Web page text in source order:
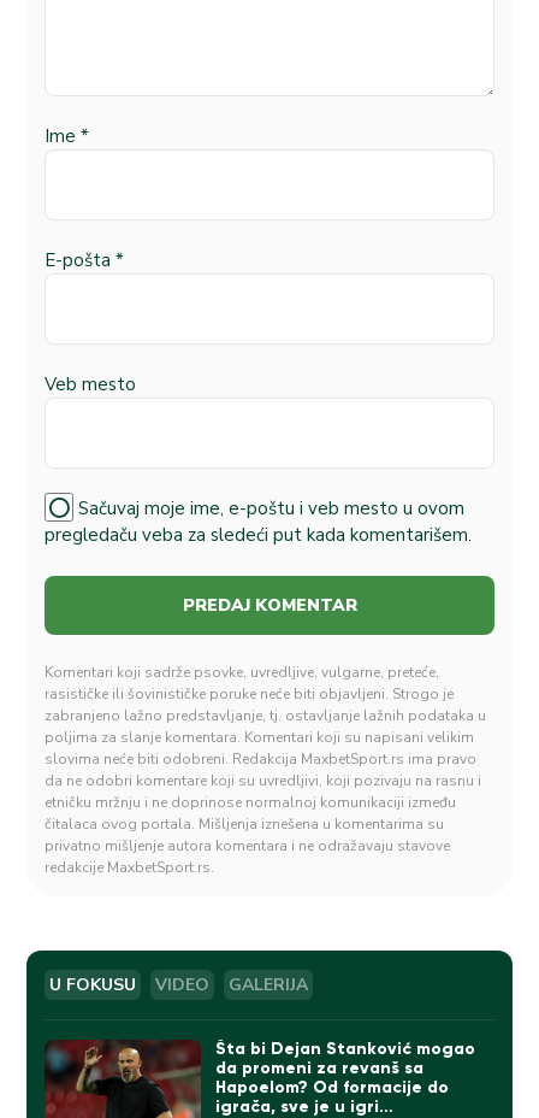
Ime *
E-pošta *
Veb mesto
Sačuvaj moje ime, e-poštu i veb mesto u ovom
pregledaču veba za sledeći put kada komentarišem.
Komentari koji sadrže psovke, uvredljive, vulgarne, preteće,
rasističke ili šovinističke poruke neće biti objavljeni. Strogo je
zabranjeno lažno predstavljanje, tj. ostavljanje lažnih podataka u
poljima za slanje komentara. Komentari koji su napisani velikim
slovima neće biti odobreni. Redakcija MaxbetSport.rs ima pravo
da ne odobri komentare koji su uvredljivi, koji pozivaju na rasnu i
etničku mržnju i ne doprinose normalnoj komunikaciji između
čitalaca ovog portala. Mišljenja iznešena u komentarima su
privatno mišljenje autora komentara i ne odražavaju stavove
redakcije MaxbetSport.rs.
U FOKUSU VIDEO GALERIJA
Šta bi Dejan Stanković mogao
da promeni za revanš sa
Hapoelom? Od formacije do
igrača, sve je u igri…